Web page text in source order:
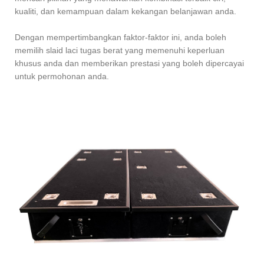
kualiti, dan kemampuan dalam kekangan belanjawan anda.
Dengan mempertimbangkan faktor-faktor ini, anda boleh
memilih slaid laci tugas berat yang memenuhi keperluan
khusus anda dan memberikan prestasi yang boleh dipercayai
untuk permohonan anda.